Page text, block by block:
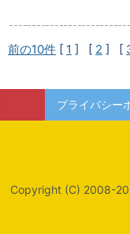
前の10件 [ 1 ] [ 2 ] [
プライバシー
Copyright (C) 2008-